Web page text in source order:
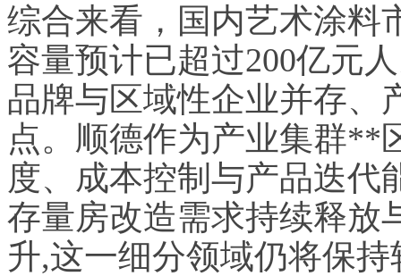
综合来看，国内艺术涂料
容量预计已超过200亿元
品牌与区域性企业并存、
点。顺德作为产业集群**
度、成本控制与产品迭代
存量房改造需求持续释放
升,这一细分领域仍将保